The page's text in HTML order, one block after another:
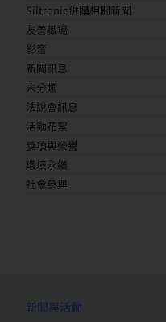
Siltronic併購相關新聞
友善職場
影音
新聞訊息
未分類
法說會訊息
活動花絮
獎項與榮譽
環境永續
社會參與
新聞與活動